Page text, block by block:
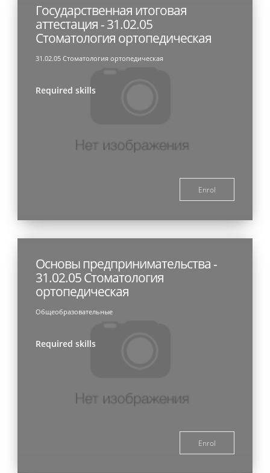
Государственная итоговая
аттестация - 31.02.05
Стоматология ортопедическая
31.02.05 Стоматология ортопедическая
Required skills
Enrol
Основы предпринимательства -
31.02.05 Стоматология
ортопедическая
Общеобразовательные
Required skills
Enrol